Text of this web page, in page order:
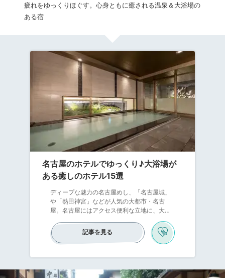
疲れをゆっくりほぐす。心身ともに癒される温泉＆大浴場の
ある宿
名古屋のホテルでゆっくり♪大浴場が
ある癒しのホテル15選
ディープな魅力の名古屋めし、「名古屋城」
や「熱田神宮」などが人気の大都市・名古
屋。名古屋にはアクセス便利な立地に、大浴
光でたくさん歩いた後や、仕事をして疲れた
身体には、大浴場で手足を伸ばしてのんびり
するのが一番！広いお風呂に入って、心身と
記事では、名古屋の大浴場付きホテルを厳選
記事を見る